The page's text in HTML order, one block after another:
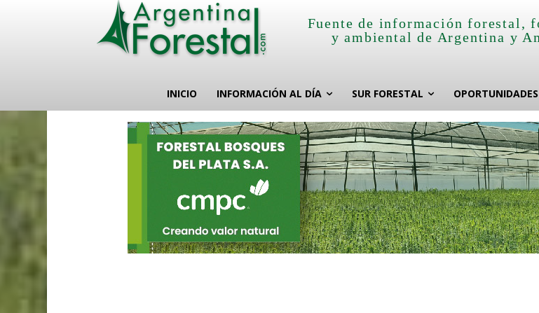
Fuente de información forestal,
y ambiental de Argentina y
INICIO INFORMACIÓN AL DÍA SUR FORESTAL